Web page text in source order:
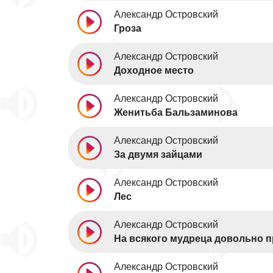
Александр Островский
Гроза
Александр Островский
Доходное место
Александр Островский
Женитьба Бальзаминова
Александр Островский
За двумя зайцами
Александр Островский
Лес
Александр Островский
На всякого мудреца довольно
Александр Островский